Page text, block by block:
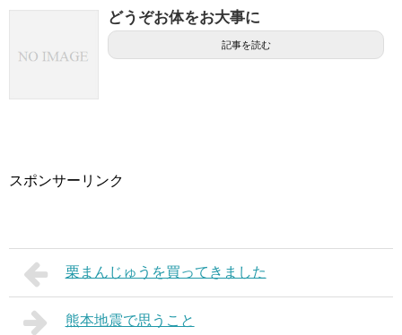
どうぞお体をお大事に
記事を読む
スポンサーリンク
栗まんじゅうを買ってきました
熊本地震で思うこと